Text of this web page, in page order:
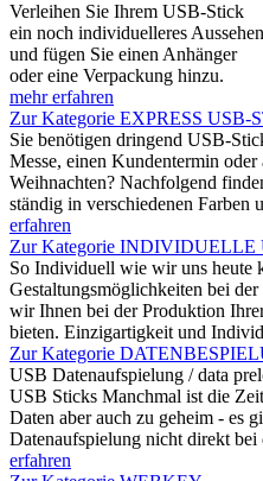
Verleihen Sie Ihrem USB-Stick
ein noch individuelleres Aussehen
und fügen Sie einen Anhänger
oder eine Verpackung hinzu.
mehr erfahren
Zur Kategorie EXPRESS USB-
Sie benötigen dringend USB-
Messe, einen Kundentermin oder
Weihnachten? Nachfolgend
ständig in verschiedenen Farben
erfahren
Zur Kategorie INDIVIDUELLE
So Individuell wie wir uns heute
Gestaltungsmöglichkeiten bei
wir Ihnen bei der Produktion
bieten. Einzigartigkeit und
Zur Kategorie
USB Datenaufspielung / data
USB Sticks Manchmal ist die
Daten aber auch zu geheim - es
Datenaufspielung nicht direkt bei
erfahren